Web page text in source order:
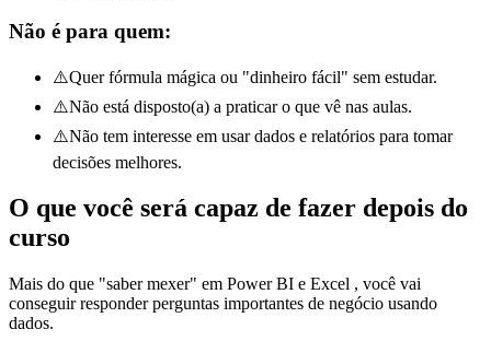
Não é para quem:
⚠️Quer fórmula mágica ou "dinheiro fácil" sem estudar.
⚠️Não está disposto(a) a praticar o que vê nas aulas.
⚠️Não tem interesse em usar dados e relatórios para tomar
decisões melhores.
O que você será capaz de fazer depois do
curso
Mais do que "saber mexer" em Power BI e Excel , você vai
conseguir responder perguntas importantes de negócio usando
dados.